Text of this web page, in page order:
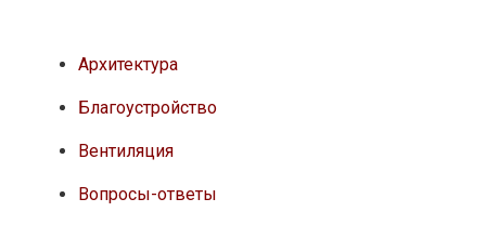
Архитектура
Благоустройство
Вентиляция
Вопросы-ответы